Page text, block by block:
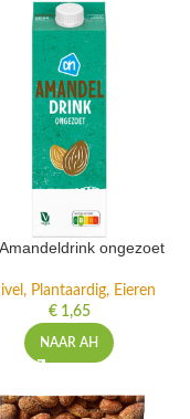
ongezoet
Plantaardig, Eieren
€1,65
NAAR AH